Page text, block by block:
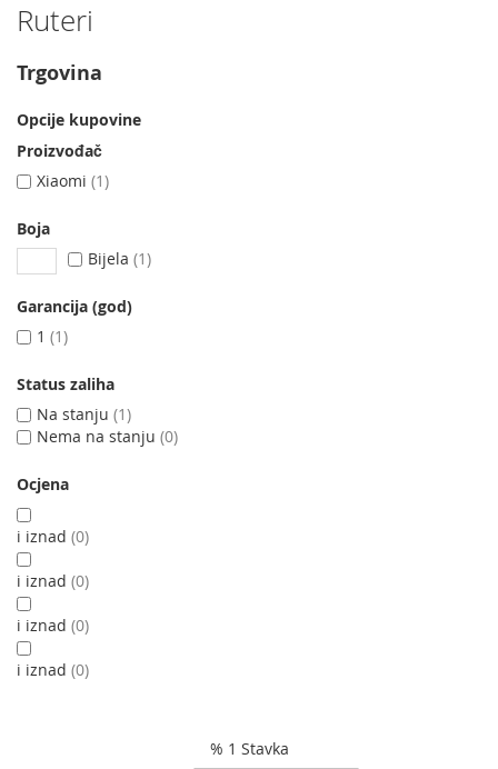
Ruteri
% 1 Stavka
Trgovina
Opcije kupovine
Proizvođač
Xiaomi 1
Boja
Bijela 1
Garancija (god)
1
1
Status zaliha
Na stanju 1
Nema na stanju 0
Ocjena
i iznad 0
i iznad 0
i iznad 0
i iznad 0